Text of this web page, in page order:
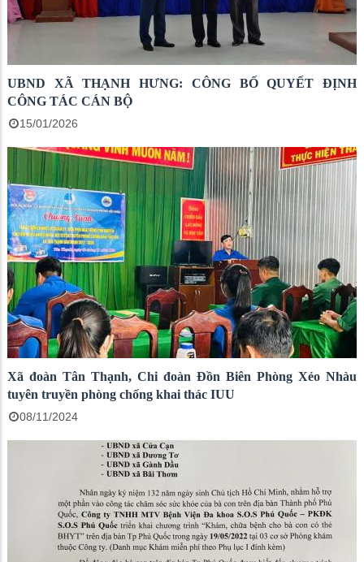
UBND XÃ THẠNH HƯNG: CÔNG BỐ QUYẾT ĐỊNH
CÔNG TÁC CÁN BỘ
15/01/2026
Xã đoàn Tân Thạnh, Chi đoàn Đồn Biên Phòng Xẻo Nhàu
tuyên truyền phòng chống khai thác IUU
08/11/2024